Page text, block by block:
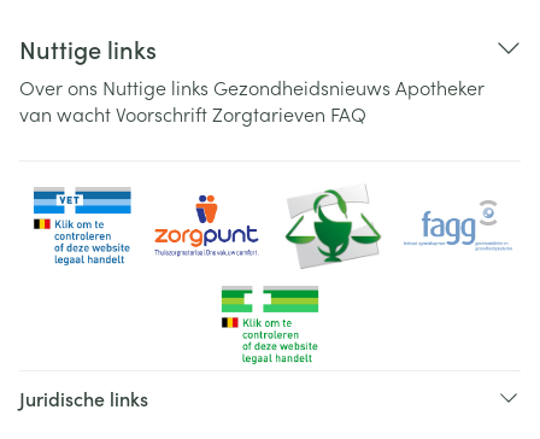
Nuttige links
Over ons Nuttige links Gezondheidsnieuws Apotheker
van wachtVoorschriftZorgtarieven FAQ
Juridische links